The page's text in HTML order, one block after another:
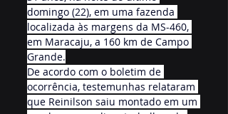
domingo (22), em uma fazenda
localizada às margens da MS-460,
em Maracaju, a 160 km de Campo
Grande.
De acordo com o boletim de
ocorrência, testemunhas relataram
que Reinilson saiu montado em um